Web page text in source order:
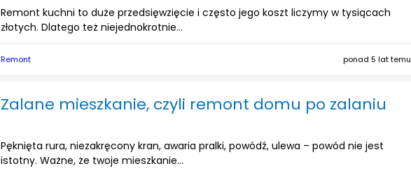
Remont kuchni to duże przedsięwzięcie i często jego koszt liczymy w tysiącach
złotych. Dlatego też niejednokrotnie...
Remont ponad 5 lat temu
Zalane mieszkanie, czyli remont domu po zalaniu
Pęknięta rura, niezakręcony kran, awaria pralki, powódź, ulewa – powód nie jest
istotny. Ważne, że twoje mieszkanie...